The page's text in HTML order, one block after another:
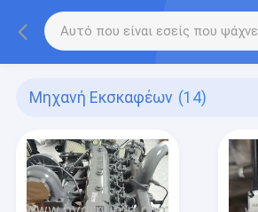
Μηχανή Εκσκαφέων (14)